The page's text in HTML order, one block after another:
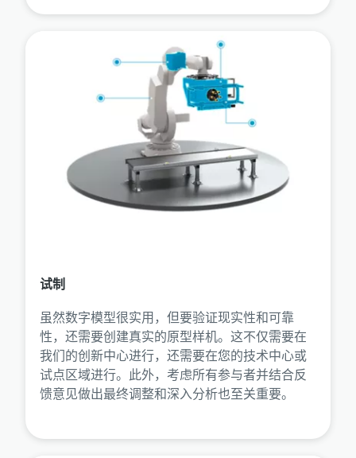
试制
虽然数字模型很实用，但要验证现实性和可靠
性，还需要创建真实的原型样机。这不仅需要在
我们的创新中心进行，还需要在您的技术中心或
试点区域进行。此外，考虑所有参与者并结合反
馈意见做出最终调整和深入分析也至关重要。